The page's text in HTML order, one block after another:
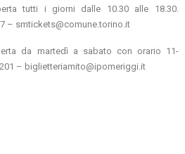
tutti i giorni dalle 10.30 alle 18.30.
– smtickets@comune.torino.it
da martedì a sabato con orario 11-
– biglietteriamito@ipomeriggi.it